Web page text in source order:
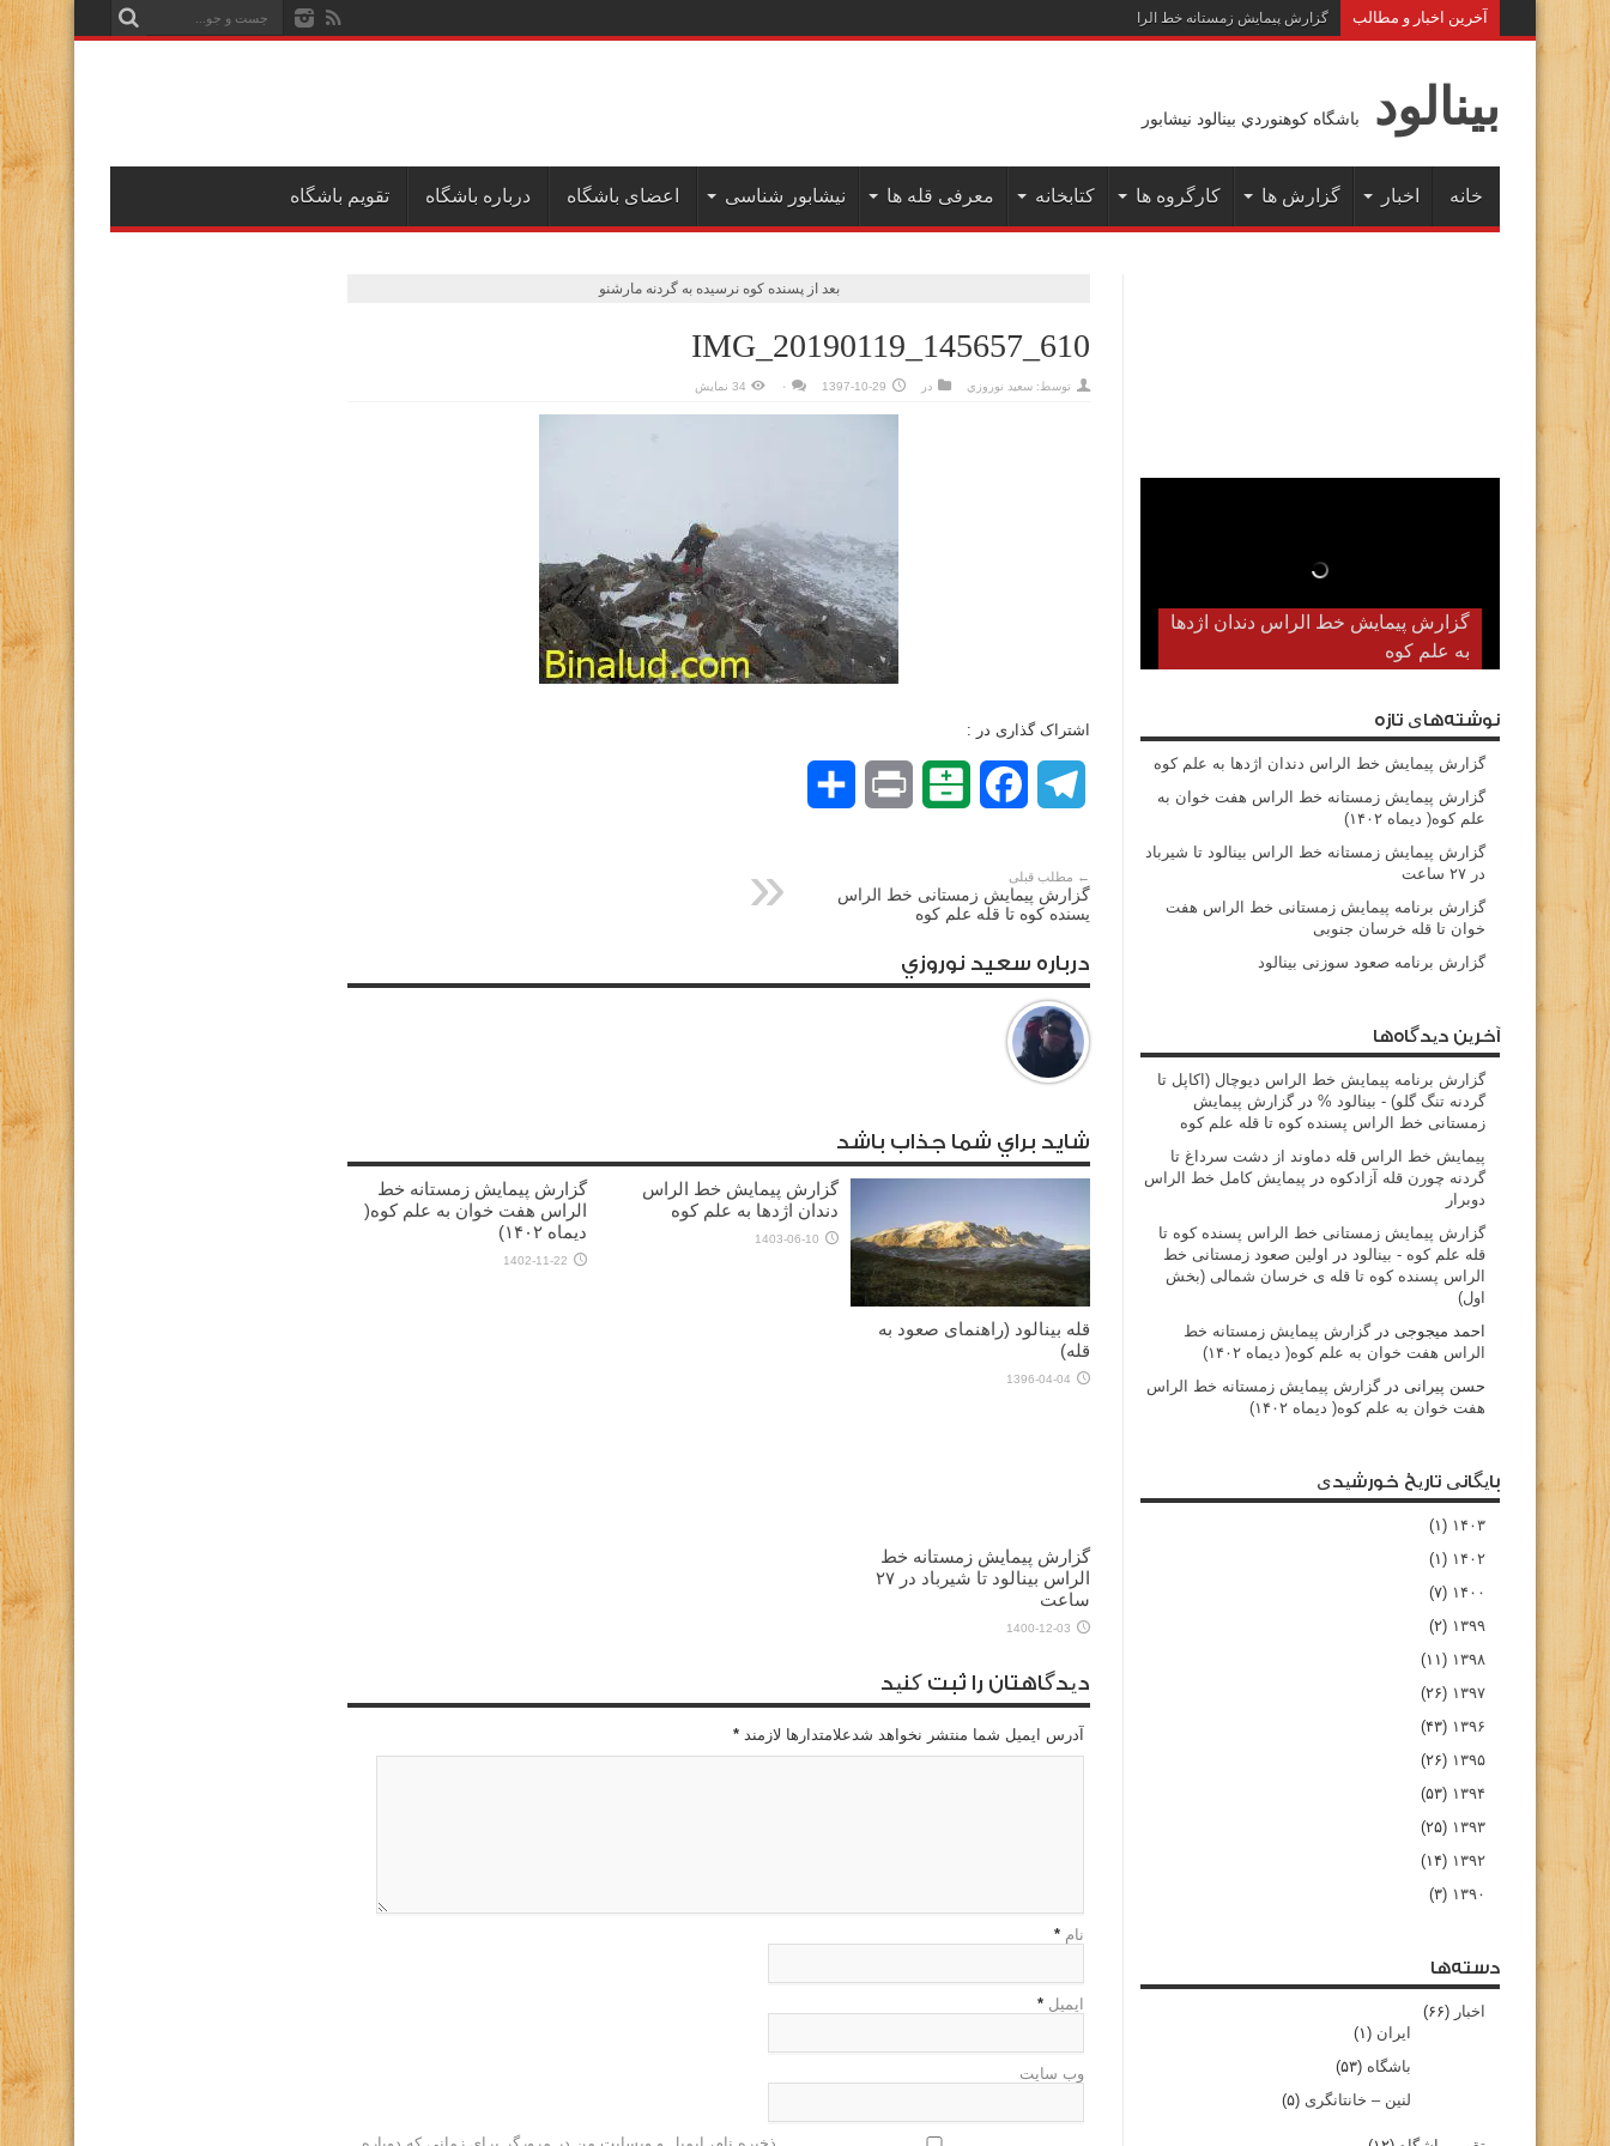
آخرين اخبار و مطالب گزارش پیمایش زمستانه خط الراس هفت خوان به علم کوه( دیما
بينالود باشگاه كوهنوردي بينالود نيشابور
خانه اخبار گزارش ها کارگروه ها کتابخانه معرفی قله ها نیشابور شناسی اعضای باشگاه درباره باشگاه تقویم باشگاه
بعد از پسنده کوه نرسیده به گردنه مارشنو
IMG_20190119_145657_610
توسط: سعيد نوروزي در 1397-10-29 ۰ 34 نمایش
اشتراک گذاری در :
Telegram
Facebook
Balatarin
Print
← مطلب قبلی
گزارش پیمایش زمستانی خط الراس
پسنده کوه تا قله علم کوه
درباره سعيد نوروزي
شايد براي شما جذاب باشد
قله بینالود (راهنمای صعود به
قله)
1396-04-04
گزارش پیمایش خط الراس
دندان اژدها به علم کوه
1403-06-10
گزارش پیمایش زمستانه خط
الراس هفت خوان به علم کوه(
دیماه ۱۴۰۲)
1402-11-22
گزارش پیمایش زمستانه خط
الراس بینالود تا شیرباد در ۲۷
ساعت
1400-12-03
دیدگاهتان را ثبت کنید
آدرس ایمیل شما منتشر نخواهد شدعلامتدارها لازمند *
نام *
ایمیل *
وب سایت
گزارش پیمایش خط الراس دندان اژدها
به علم کوه
نوشته‌های تازه
گزارش پیمایش خط الراس دندان اژدها به علم کوه
گزارش پیمایش زمستانه خط الراس هفت خوان به
علم کوه( دیماه ۱۴۰۲)
گزارش پیمایش زمستانه خط الراس بینالود تا شیرباد
در ۲۷ ساعت
گزارش برنامه پیمایش زمستانی خط الراس هفت
خوان تا قله خرسان جنوبی
گزارش برنامه صعود سوزنی بینالود
آخرین دیدگاه‌ها
گزارش برنامه پيمايش خط الراس ديوچال (اكاپل تا
گردنه تنگ گلو) - بينالود % درگزارش پیمایش
زمستانی خط الراس پسنده کوه تا قله علم کوه
پيمايش خط الراس قله دماوند از دشت سرداغ تا
گردنه چورن قله آزادكوه در پیمایش کامل خط الراس
دوبرار
گزارش پیمایش زمستانی خط الراس پسنده کوه تا
قله علم کوه - بينالود در
اولین صعود زمستانی خط
الراس پسنده کوه تا قله ی خرسان شمالی (بخش
اول)
احمد میجوجی درگزارش پیمایش زمستانه خط
الراس هفت خوان به علم کوه( دیماه ۱۴۰۲)
حسن پیرانی درگزارش پیمایش زمستانه خط الراس
هفت خوان به علم کوه( دیماه ۱۴۰۲)
بایگانی تاریخ خورشیدی
۱۴۰۳ (۱)
۱۴۰۲ (۱)
۱۴۰۰ (۷)
۱۳۹۹ (۲)
۱۳۹۸ (۱۱)
۱۳۹۷ (۲۶)
۱۳۹۶ (۴۳)
۱۳۹۵ (۲۶)
۱۳۹۴ (۵۳)
۱۳۹۳ (۲۵)
۱۳۹۲ (۱۴)
۱۳۹۰ (۳)
دسته‌ها
اخبار (۶۶)
ایران (۱)
باشگاه (۵۳)
لنین – خانتانگری (۵)